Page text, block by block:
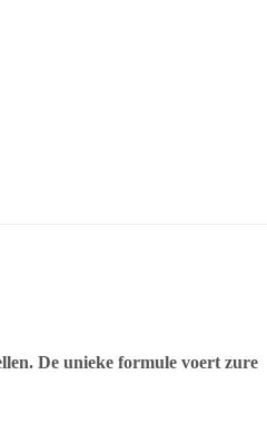
De unieke formule voert zure